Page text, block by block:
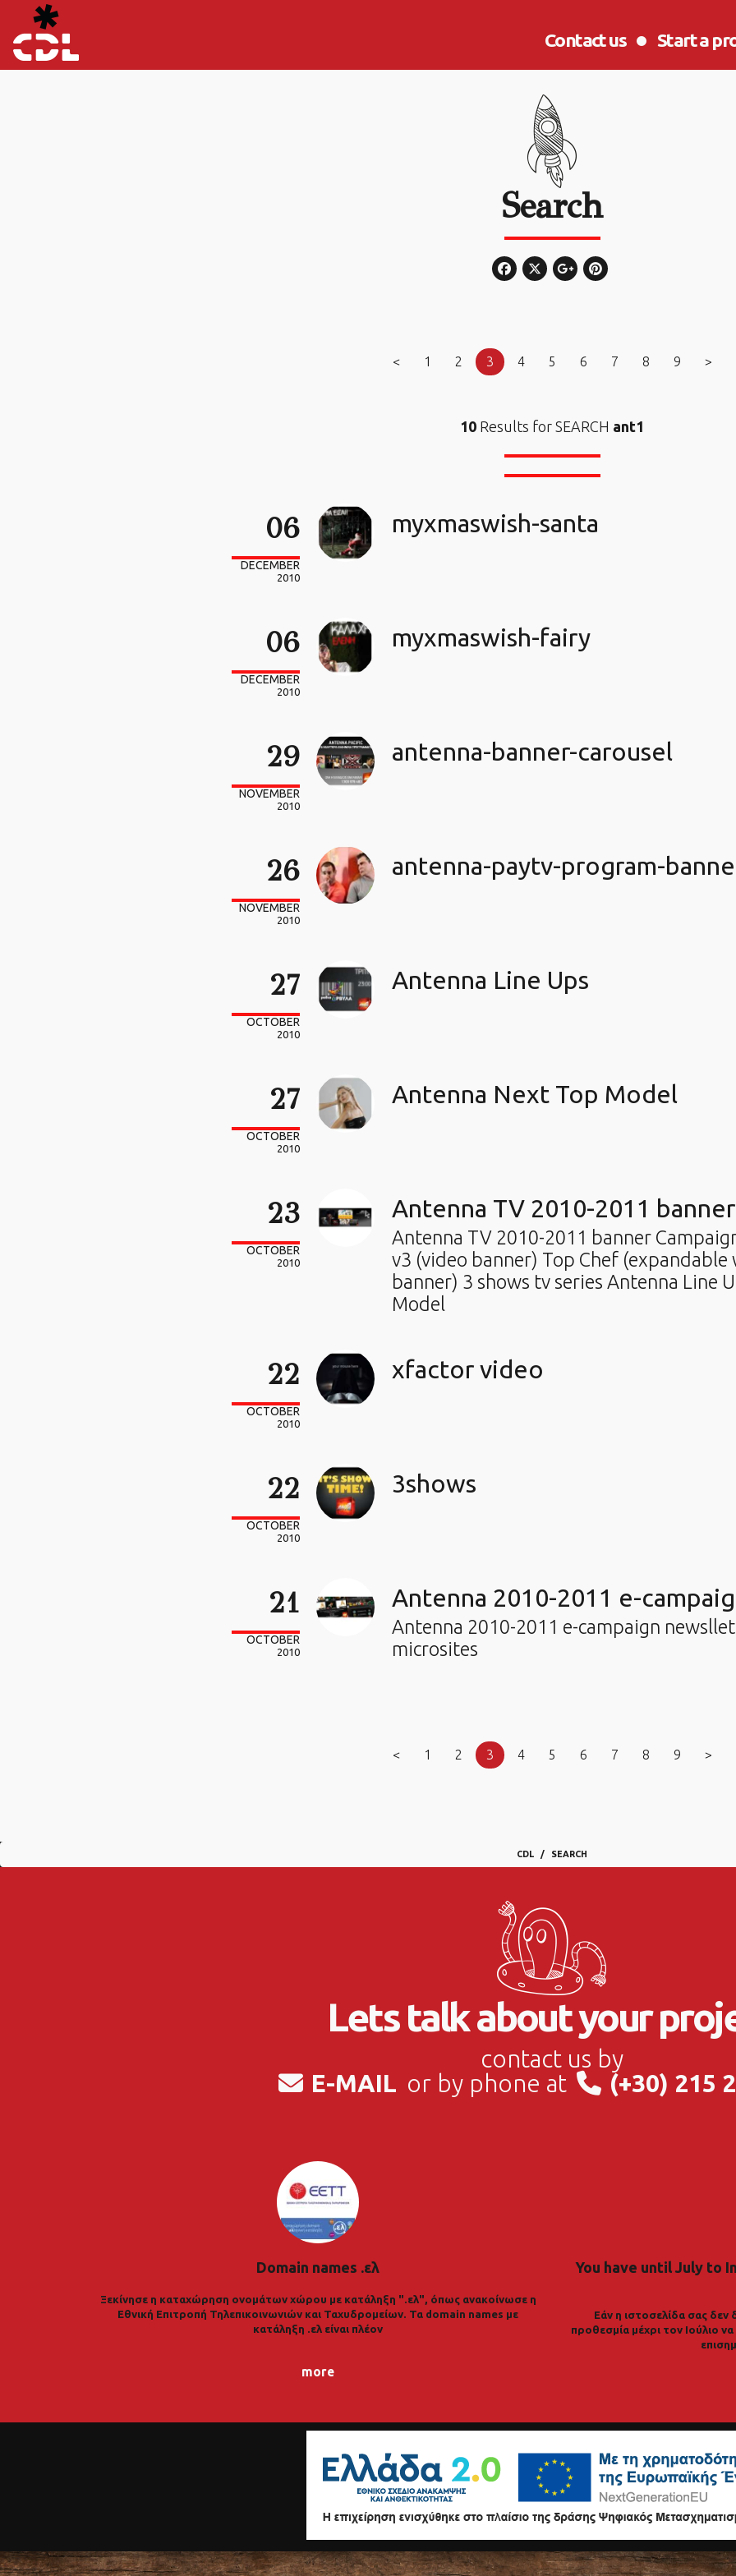
Contact us Start a
Search
< 1 2 3 4 5 6 7 8 9 >
10 Results for SEARCH ant1
06
DECEMBER
2010
myxmaswish-santa
06
DECEMBER
2010
myxmaswish-fairy
29
NOVEMBER
2010
antenna-banner-carousel
26
NOVEMBER
2010
antenna-paytv-program-
27
OCTOBER
2010
Antenna Line Ups
27
OCTOBER
2010
Antenna Next Top Model
23
OCTOBER
2010
Antenna TV 2010-2011
Antenna TV 2010-2011 banner
v3 (video banner) Top Chef (expandable
banner) 3 shows tv series Antenna Line
Model
22
OCTOBER
2010
xfactor video
22
OCTOBER
2010
3shows
21
OCTOBER
2010
Antenna 2010-2011 e-
Antenna 2010-2011 e-campaign
microsites
< 1 2 3 4 5 6 7 8 9 >
CDL SEARCH
Lets talk about your
contact us by
E-MAIL or by phone at (+30) 215
Domain names .ελ
Ξεκίνησε η καταχώρηση ονομάτων χώρου με κατάληξη ".ελ", όπως ανακοίνωσε η
Εθνική Επιτροπή Τηλεπικοινωνιών και Ταχυδρομείων. Τα domain names με
κατάληξη .ελ είναι πλέον
more
You have until July to
Εάν η ιστοσελίδα σας δεν
προθεσμία μέχρι τον Ιούλιο